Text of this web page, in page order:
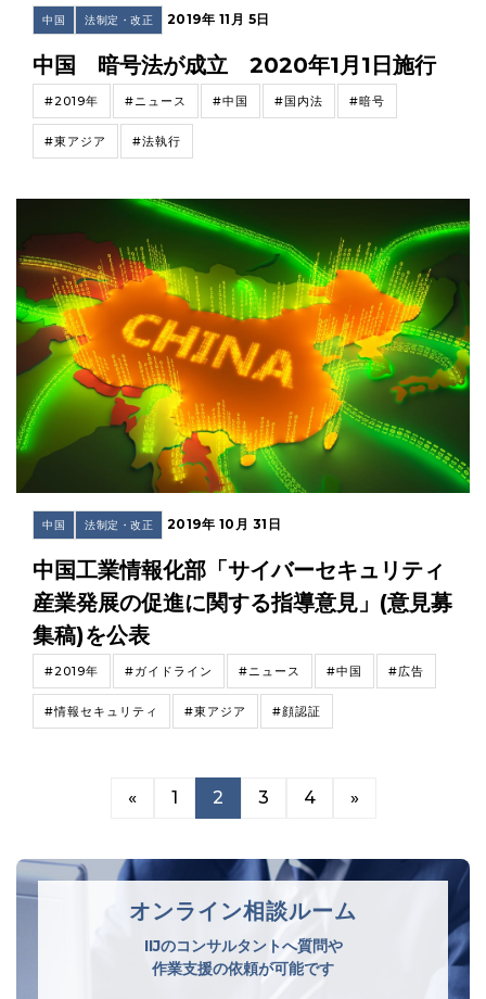
中国 法制定・改正 2019年 11月 5日
中国 暗号法が成立 2020年1月1日施行
#2019年 #ニュース #中国 #国内法 #暗号
#東アジア #法執行
中国 法制定・改正 2019年 10月 31日
中国工業情報化部「サイバーセキュリティ
産業発展の促進に関する指導意見」(意見募
集稿)を公表
#2019年 #ガイドライン #ニュース #中国 #広告
#情報セキュリティ #東アジア #顔認証
« 1 2 3 4 »
オンライン相談ルーム
IIJのコンサルタントへ質問や
作業支援の依頼が可能です